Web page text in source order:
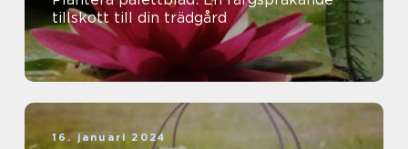
tillskott till din trädgård
16. januari 2024